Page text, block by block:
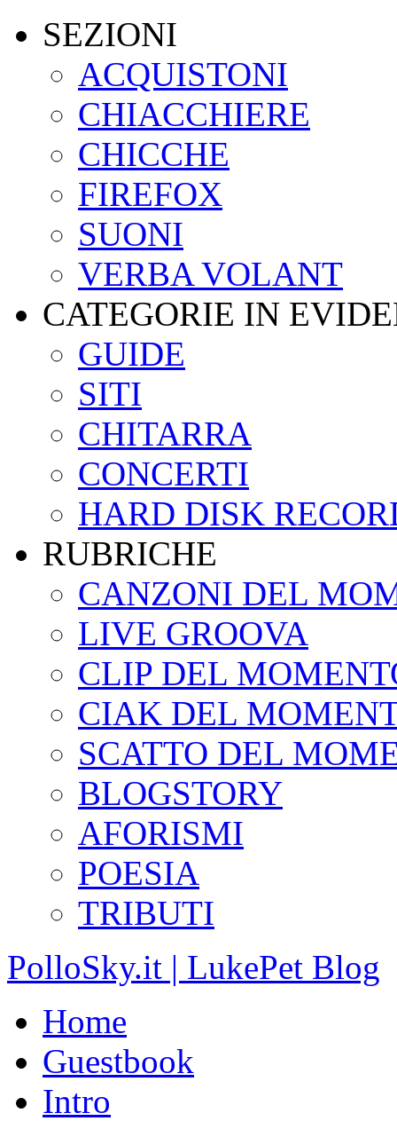
SEZIONI
ACQUISTONI
CHIACCHIERE
CHICCHE
FIREFOX
SUONI
VERBA VOLANT
CATEGORIE IN
GUIDE
SITI
CHITARRA
CONCERTI
HARD DISK
RUBRICHE
CANZONI DEL
LIVE GROOVA
CLIP DEL
CIAK DEL
SCATTO DEL
BLOGSTORY
AFORISMI
POESIA
TRIBUTI
PolloSky.it | LukePet Blog
Home
Guestbook
Intro